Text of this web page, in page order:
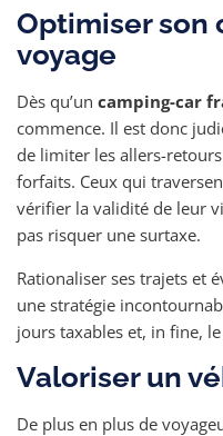
Optimiser son
voyage
Dès qu’un camping-car
commence. Il est donc
de limiter les allers-
forfaits. Ceux qui
vérifier la validité de leur
pas risquer une surtaxe.
Rationaliser ses trajets et
une stratégie
jours taxables et, in fine,
Valoriser un
De plus en plus de